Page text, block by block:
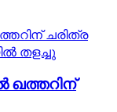
ഖത്തറിന്